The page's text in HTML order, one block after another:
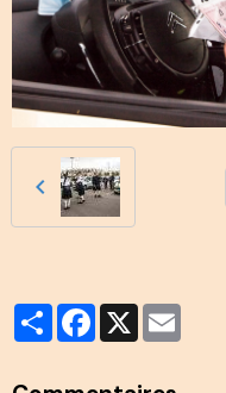
PartagerFacebook
X